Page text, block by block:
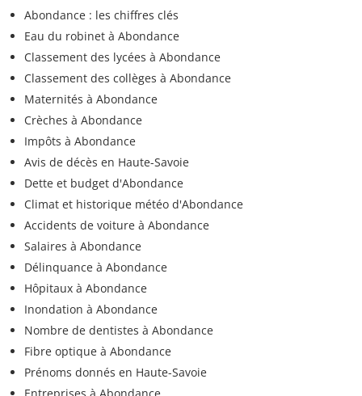
Abondance : les chiffres clés
Eau du robinet à Abondance
Classement des lycées à Abondance
Classement des collèges à Abondance
Maternités à Abondance
Crèches à Abondance
Impôts à Abondance
Avis de décès en Haute-Savoie
Dette et budget d'Abondance
Climat et historique météo d'Abondance
Accidents de voiture à Abondance
Salaires à Abondance
Délinquance à Abondance
Hôpitaux à Abondance
Inondation à Abondance
Nombre de dentistes à Abondance
Fibre optique à Abondance
Prénoms donnés en Haute-Savoie